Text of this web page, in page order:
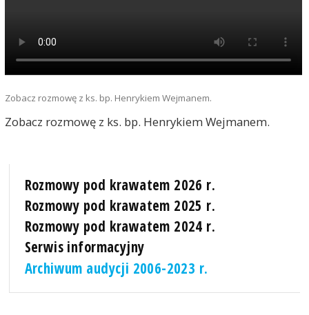
Zobacz rozmowę z ks. bp. Henrykiem Wejmanem.
Zobacz rozmowę z ks. bp. Henrykiem Wejmanem.
Rozmowy pod krawatem 2026 r.
Rozmowy pod krawatem 2025 r.
Rozmowy pod krawatem 2024 r.
Serwis informacyjny
Archiwum audycji 2006-2023 r.